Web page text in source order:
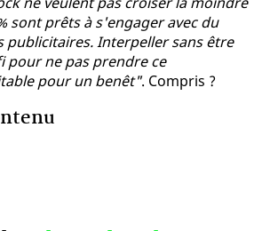
sont prêts à s'engager avec du
publicitaires. Interpeller sans être
pour ne pas prendre ce
pour un benêt". Compris ?